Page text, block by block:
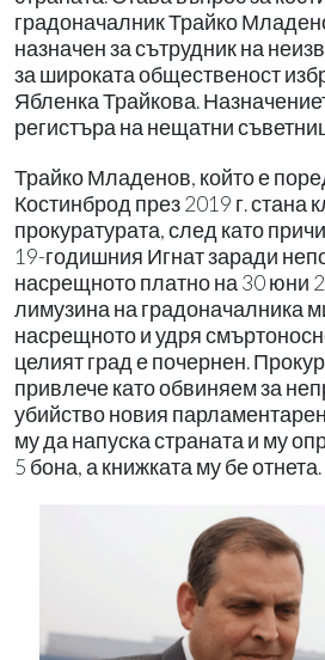
градоначалник Трайко
назначен за сътрудник на
за широката общественост
Ябленка Трайкова.
регистъра на нещатни
Трайко Младенов, който е
Костинброд през 2019 г. стана
прокуратурата, след като
19-годишния Игнат заради
насрещното платно на 30 юни
лимузина на градоначалника
насрещното и удря
целият град е почернен.
привлече като обвиняем за
убийство новия
му да напуска страната и му
5 бона, а книжката му бе отнета.